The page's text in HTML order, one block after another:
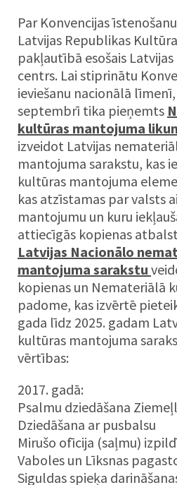
Par Konvencijas īstenošanu
Latvijas Republikas
pakļautībā esošais
centrs. Lai stiprinātu
ieviešanu nacionālā līmenī,
septembrī tika pieņemts
kultūras mantojuma
izveidot Latvijas
mantojuma sarakstu, kas
kultūras mantojuma
kas atzīstamas par valsts
mantojumu un kuru
attiecīgās kopienas
Latvijas Nacionālo
mantojuma sarakstu
kopienas un Nemateriālā
padome, kas izvērtē
gada līdz 2025. gadam
kultūras mantojuma
vērtības:
2017. gadā:
Psalmu dziedāšana
Dziedāšana ar pusbalsu
Mirušo ofīcija (saļmu)
Vaboles un Līksnas
Siguldas spieķa